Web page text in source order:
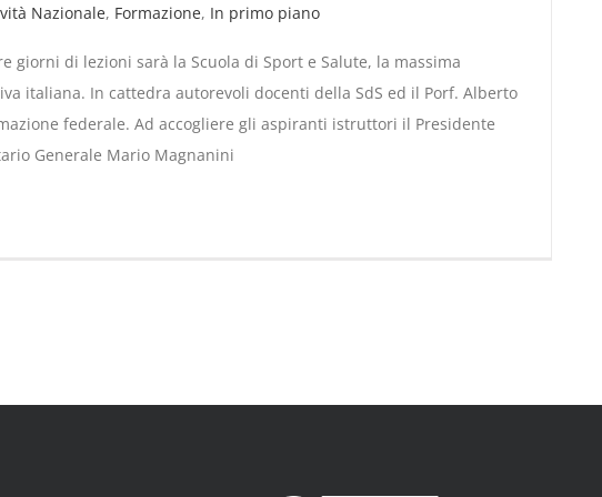
Nazionale, Formazione, In primo piano
giorni di lezioni sarà la Scuola di Sport e Salute, la massima
italiana. In cattedra autorevoli docenti della SdS ed il Porf. Alberto
federale. Ad accogliere gli aspiranti istruttori il Presidente
Generale Mario Magnanini